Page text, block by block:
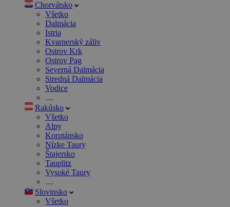
Chorvátsko
Všetko
Dalmácia
Istria
Kvarnerský záliv
Ostrov Krk
Ostrov Pag
Severná Dalmácia
Stredná Dalmácia
Vodice
…
Rakúsko
Všetko
Alpy
Korutánsko
Nízke Taury
Štajersko
Tauplitz
Vysoké Taury
…
Slovinsko
Všetko